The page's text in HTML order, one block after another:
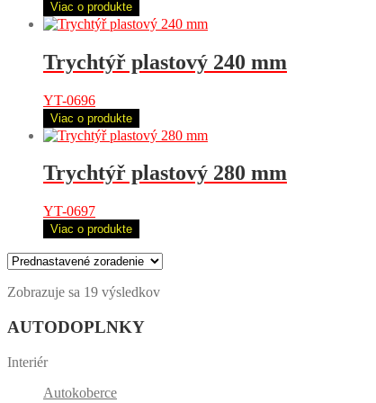
Viac o produkte
Trychtýř plastový 240 mm
YT-0696
Viac o produkte
Trychtýř plastový 280 mm
YT-0697
Viac o produkte
Zobrazuje sa 19 výsledkov
AUTODOPLNKY
Interiér
Autokoberce